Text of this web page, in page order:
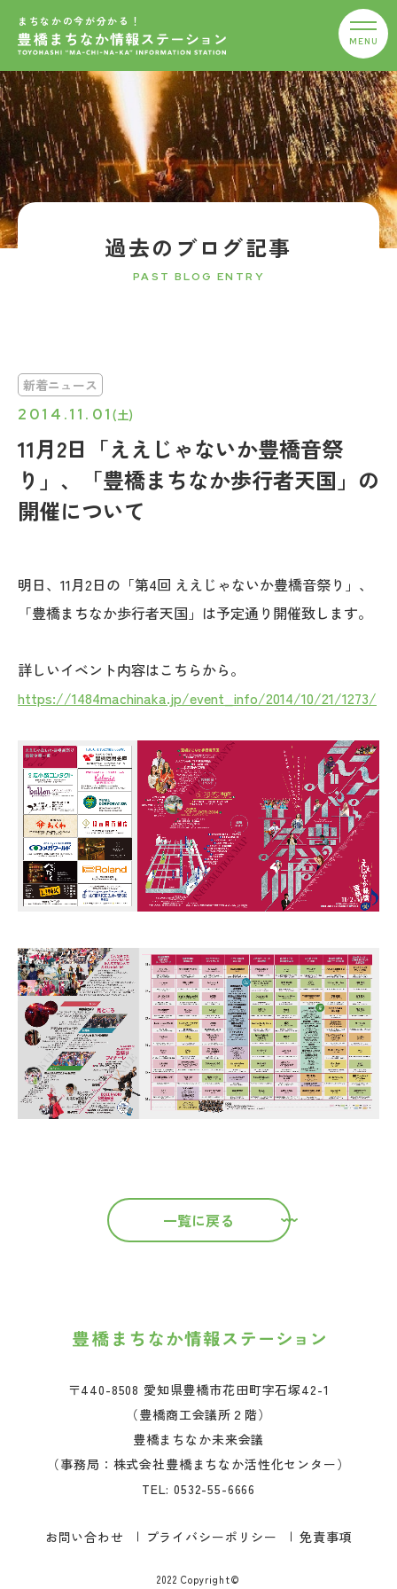
まちなかの今が分かる！
過去のブログ記事
PAST BLOG ENTRY
11月2日「ええじゃないか豊橋音祭
り」、「豊橋まちなか歩行者天国」の
開催について
2014.11.01 (土)
新着ニュース
明日、11月2日の「第4回 ええじゃないか豊橋音祭り」、
「豊橋まちなか歩行者天国」は予定通り開催致します。
詳しいイベント内容はこちらから。
https://1484machinaka.jp/event_info/2014/10/21/1273/
一覧に戻る
〒440-8508 愛知県豊橋市花田町字石塚42-1
（豊橋商工会議所２階）
豊橋まちなか未来会議
（事務局：株式会社豊橋まちなか活性化センター）
TEL:0532-55-6666
お問い合わせ プライバシーポリシー 免責事項
2022 Copyright©